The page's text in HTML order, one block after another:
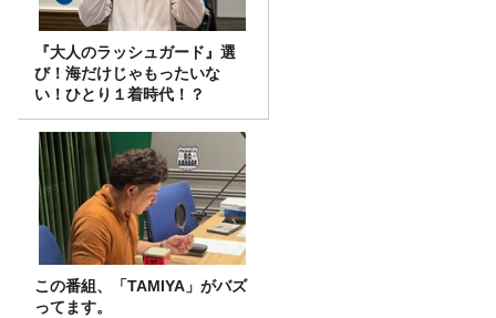
『大人のラッシュガード』選
び！海だけじゃもったいな
い！ひとり１着時代！？
この番組、「TAMIYA」がバズ
ってます。